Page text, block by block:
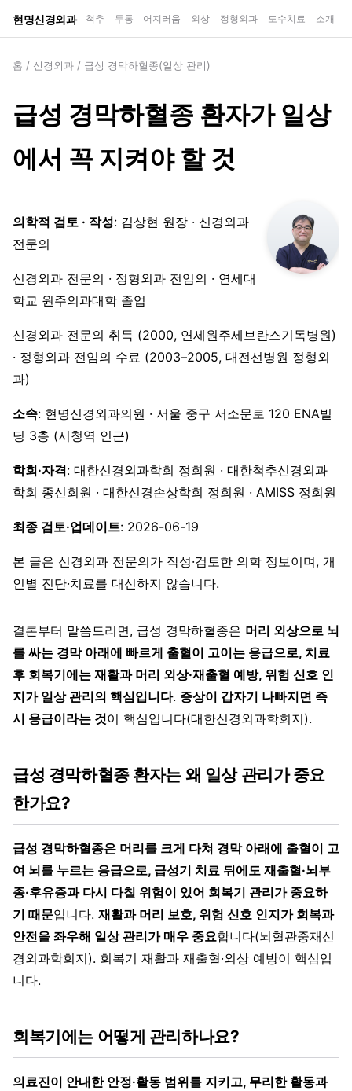
현명신경외과 척추 두통 어지러움 외상 정형외과 도수치료 소개
홈 / 신경외과 / 급성 경막하혈종(일상 관리)
급성 경막하혈종 환자가 일상
에서 꼭 지켜야 할 것
의학적 검토 · 작성: 김상현 원장 · 신경외과
전문의
신경외과 전문의 · 정형외과 전임의 · 연세대
학교 원주의과대학 졸업
신경외과 전문의 취득 (2000, 연세원주세브란스기독병원)
· 정형외과 전임의 수료 (2003–2005, 대전선병원 정형외
과)
소속: 현명신경외과의원 · 서울 중구 서소문로 120 ENA빌
딩 3층 (시청역 인근)
학회·자격: 대한신경외과학회 정회원 · 대한척추신경외과
학회 종신회원 · 대한신경손상학회 정회원 · AMISS 정회원
최종 검토·업데이트: 2026-06-19
본 글은 신경외과 전문의가 작성·검토한 의학 정보이며, 개
인별 진단·치료를 대신하지 않습니다.
결론부터 말씀드리면, 급성 경막하혈종은 머리 외상으로 뇌
를 싸는 경막 아래에 빠르게 출혈이 고이는 응급으로, 치료
후 회복기에는 재활과 머리 외상·재출혈 예방, 위험 신호 인
지가 일상 관리의 핵심입니다. 증상이 갑자기 나빠지면 즉
시 응급이라는 것이 핵심입니다(대한신경외과학회지).
급성 경막하혈종 환자는 왜 일상 관리가 중요
한가요?
급성 경막하혈종은 머리를 크게 다쳐 경막 아래에 출혈이 고
여 뇌를 누르는 응급으로, 급성기 치료 뒤에도 재출혈·뇌부
종·후유증과 다시 다칠 위험이 있어 회복기 관리가 중요하
기 때문입니다. 재활과 머리 보호, 위험 신호 인지가 회복과
안전을 좌우해 일상 관리가 매우 중요합니다(뇌혈관중재신
경외과학회지). 회복기 재활과 재출혈·외상 예방이 핵심입
니다.
회복기에는 어떻게 관리하나요?
의료진이 안내한 안정·활동 범위를 지키고, 무리한 활동과